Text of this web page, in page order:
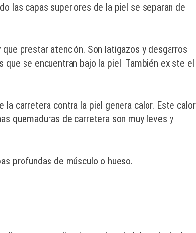
las capas superiores de la piel se separan de
prestar atención. Son latigazos y desgarros
se encuentran bajo la piel. También existe el
la carretera contra la piel genera calor. Este calor
quemaduras de carretera son muy leves y
profundas de músculo o hueso.